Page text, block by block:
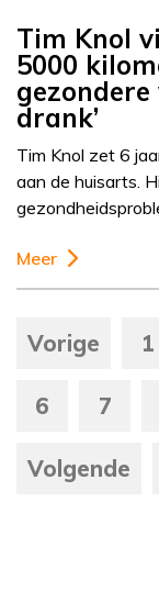
Tim Knol
5000
drank’
Tim Knol zet 6
aan de huisarts.
Meer
Vorige 1
6 7
Volgende